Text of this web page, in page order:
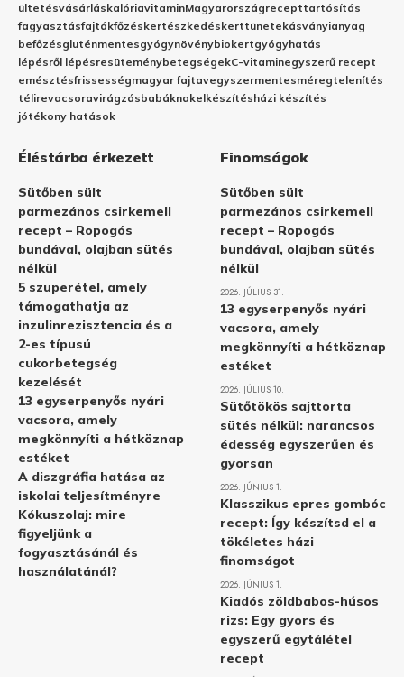
ültetésvásárláskalóriavitaminMagyarországrecepttartósítás
fagyasztásfajtákfőzéskertészkedéskerttünetekásványianyag
befőzésgluténmentesgyógynövénybiokertgyógyhatás
lépésről lépésresüteménybetegségekC-vitaminegyszerű recept
emésztésfrissességmagyar fajtavegyszermentesméregtelenítés
télirevacsoravirágzásbabáknakelkészítésházi készítés
jótékony hatások
Éléstárba érkezett
Sütőben sült
parmezános csirkemell
recept – Ropogós
bundával, olajban sütés
nélkül
5 szuperétel, amely
támogathatja az
inzulinrezisztencia és a
2-es típusú
cukorbetegség
kezelését
13 egyserpenyős nyári
vacsora, amely
megkönnyíti a hétköznap
estéket
A diszgráfia hatása az
iskolai teljesítményre
Kókuszolaj: mire
figyeljünk a
fogyasztásánál és
használatánál?
Finomságok
Sütőben sült
parmezános csirkemell
recept – Ropogós
bundával, olajban sütés
nélkül
2026. JÚLIUS 31.
13 egyserpenyős nyári
vacsora, amely
megkönnyíti a hétköznap
estéket
2026. JÚLIUS 10.
Sütőtökös sajttorta
sütés nélkül: narancsos
édesség egyszerűen és
gyorsan
2026. JÚNIUS 1.
Klasszikus epres gombóc
recept: Így készítsd el a
tökéletes házi
finomságot
2026. JÚNIUS 1.
Kiadós zöldbabos-húsos
rizs: Egy gyors és
egyszerű egytálétel
recept